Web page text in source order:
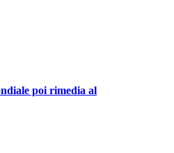
poi rimedia al